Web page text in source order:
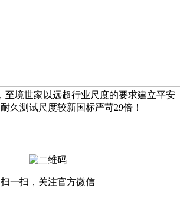
至境世家以远超行业尺度的要求建立平安
久测试尺度较新国标严苛29倍！
扫一扫，关注官方微信